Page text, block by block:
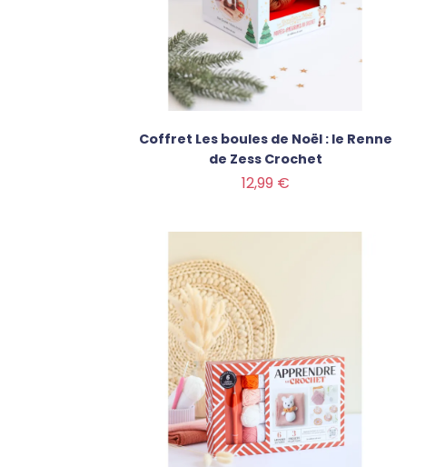
Coffret Les boules de Noël : le Renne
de Zess Crochet
12,99 €